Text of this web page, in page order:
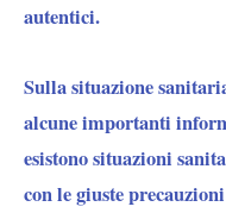
autentici.
Sulla situazione
alcune importanti
esistono situazioni
con le giuste